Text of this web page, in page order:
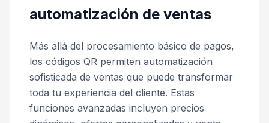
automatización de ventas
Más allá del procesamiento básico de pagos,
los códigos QR permiten automatización
sofisticada de ventas que puede transformar
toda tu experiencia del cliente. Estas
funciones avanzadas incluyen precios